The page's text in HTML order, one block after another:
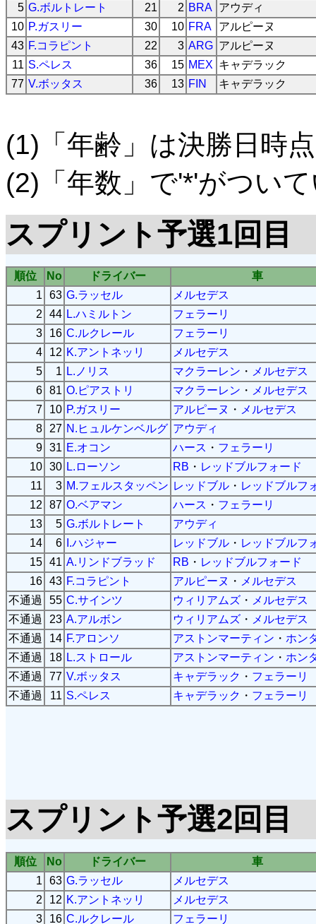
5 G.ボルトレート 21 2 BRA アウディ
10 P.ガスリー 30 10 FRA
アルピーヌ
43 F.コラピント 22 3 ARG アルピーヌ
11 S.ペレス 36 15 MEX キャデラック
77 V.ボッタス 36 13 FIN キャデラック
(1)「年齢」は決勝日時点
(2)「年数」で'*'がつい
スプリント予選1回目
順位 No ドライバー
車
1
63 G.ラッセル
メルセデス
2
44 L.ハミルトン
フェラーリ
3
16 C.ルクレール
フェラーリ
4
12 K.アントネッリ
メルセデス
5
1 L.ノリス マクラーレン ・ メルセデス
6 81 O.ピアストリ マクラーレン ・ メルセデス
7
10 P.ガスリー アルピーヌ ・ メルセデス
8
27 N.ヒュルケンベルグ アウディ
9 31 E.オコン ハース ・ フェラーリ
10 30 L.ローソン RB ・ レッドブルフォード
11
3 M.フェルスタッペン レッドブル ・ レッドブルフ
12
87 O.ベアマン ハース ・ フェラーリ
13
5 G.ボルトレート
アウディ
14
6 I.ハジャー レッドブル ・ レッドブルフ
15 41 A.リンドブラッド RB ・ レッドブルフォード
16 43 F.コラピント アルピーヌ ・ メルセデス
不通過
55 C.サインツ ウィリアムズ ・ メルセデス
不通過
23 A.アルボン ウィリアムズ ・ メルセデス
不通過
14 F.アロンソ アストンマーティン ・ ホン
不通過
18 L.ストロール アストンマーティン ・ ホン
不通過
77 V.ボッタス キャデラック ・ フェラーリ
不通過
11 S.ペレス キャデラック ・ フェラーリ
スプリント予選2回目
順位 No ドライバー
車
1
63 G.ラッセル
メルセデス
2
12 K.アントネッリ
メルセデス
3
16 C.ルクレール
フェラーリ